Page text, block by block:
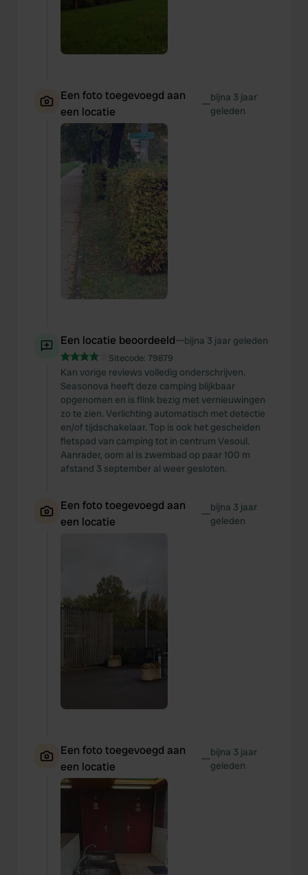
Een foto toegevoegd aan
een locatie
—bijna 3 jaar
geleden
Een locatie beoordeeld—bijna 3 jaar geleden
Sitecode: 79879
Kan vorige reviews volledig onderschrijven.
Seasonova heeft deze camping blijkbaar
opgenomen en is flink bezig met vernieuwingen
zo te zien. Verlichting automatisch met detectie
en/of tijdschakelaar. Top is ook het gescheiden
fietspad van camping tot in centrum Vesoul.
Aanrader, oom al is zwembad op paar 100 m
afstand 3 september al weer gesloten.
Een foto toegevoegd aan
een locatie
—bijna 3 jaar
geleden
Een foto toegevoegd aan
een locatie
—bijna 3 jaar
geleden